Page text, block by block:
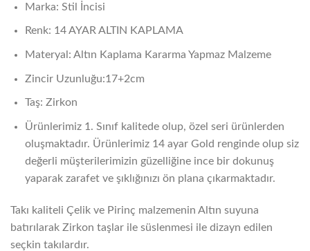
Marka: Stil İncisi
Renk: 14 AYAR ALTIN KAPLAMA
Materyal: Altın Kaplama Kararma Yapmaz Malzeme
Zincir Uzunluğu:17+2cm
Taş: Zirkon
Ürünlerimiz 1. Sınıf kalitede olup, özel seri ürünlerden
oluşmaktadır. Ürünlerimiz 14 ayar Gold renginde olup siz
değerli müşterilerimizin güzelliğine ince bir dokunuş
yaparak zarafet ve şıklığınızı ön plana çıkarmaktadır.
Takı kaliteli Çelik ve Pirinç malzemenin Altın suyuna
batırılarak Zirkon taşlar ile süslenmesi ile dizayn edilen
seçkin takılardır.